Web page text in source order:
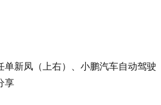
新凤（上右）、小鹏汽车自动驾驶
享